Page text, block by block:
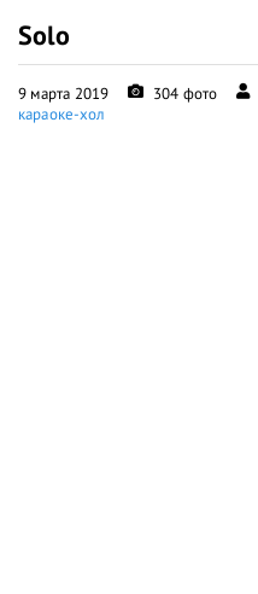
Solo
9 марта 2019 304 фото
караоке-хол